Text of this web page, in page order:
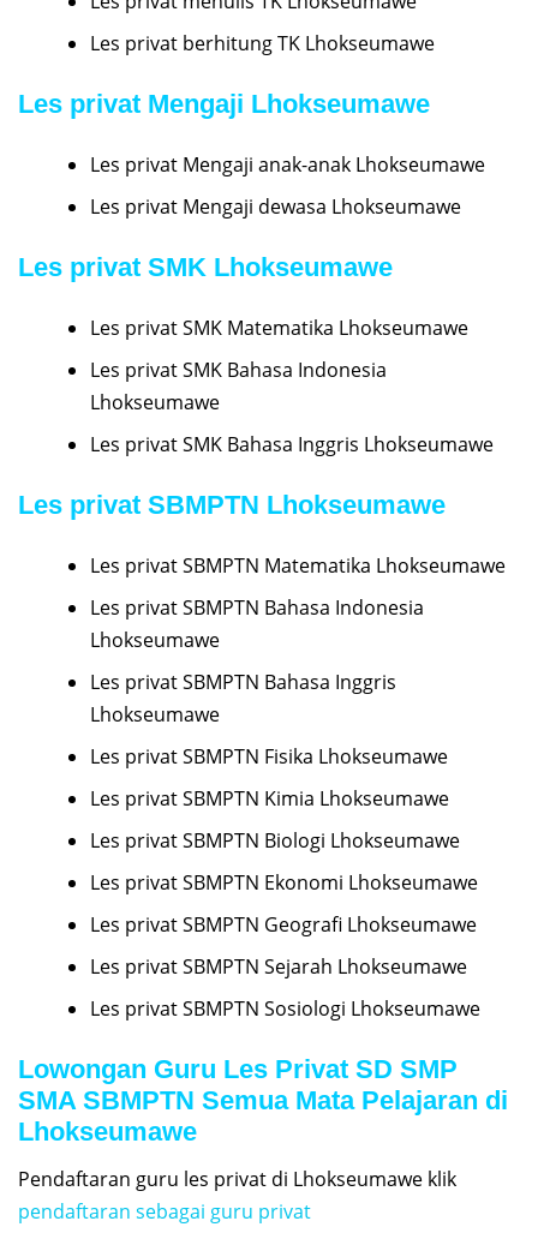
Les privat berhitung TK Lhokseumawe
Les privat Mengaji Lhokseumawe
Les privat Mengaji anak-anak Lhokseumawe
Les privat Mengaji dewasa Lhokseumawe
Les privat SMK Lhokseumawe
Les privat SMK Matematika Lhokseumawe
Les privat SMK Bahasa Indonesia
Lhokseumawe
Les privat SMK Bahasa Inggris Lhokseumawe
Les privat SBMPTN Lhokseumawe
Les privat SBMPTN Matematika Lhokseumawe
Les privat SBMPTN Bahasa Indonesia
Lhokseumawe
Les privat SBMPTN Bahasa Inggris
Lhokseumawe
Les privat SBMPTN Fisika Lhokseumawe
Les privat SBMPTN Kimia Lhokseumawe
Les privat SBMPTN Biologi Lhokseumawe
Les privat SBMPTN Ekonomi Lhokseumawe
Les privat SBMPTN Geografi Lhokseumawe
Les privat SBMPTN Sejarah Lhokseumawe
Les privat SBMPTN Sosiologi Lhokseumawe
Lowongan Guru Les Privat SD SMP
SMA SBMPTN Semua Mata Pelajaran di
Lhokseumawe
Pendaftaran guru les privat di Lhokseumawe klik
pendaftaran sebagai guru privat